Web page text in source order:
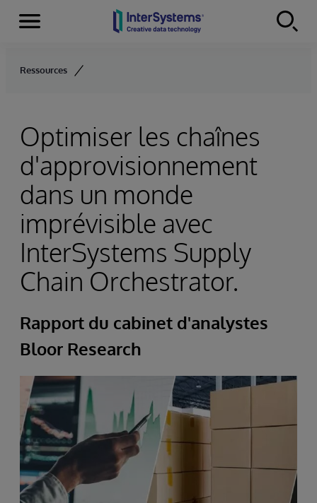
Skip to content
Menu
Ressources
Optimiser les chaînes
d'approvisionnement
dans un monde
imprévisible avec
InterSystems Supply
Chain Orchestrator.
Rapport du cabinet d'analystes
Bloor Research